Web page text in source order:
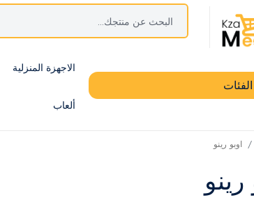
الاجهزة المنزلية
ألعاب
اوبو رينو
رينو